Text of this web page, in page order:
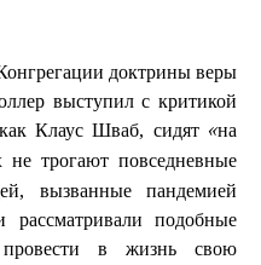
доктрины веры
выступил с критикой
Клаус Шваб, сидят «на
трогают повседневные
вызванные пандемией
рассматривали подобные
в жизнь свою